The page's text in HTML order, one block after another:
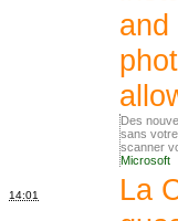
Des
sans
scanner
Microsoft
14:01
La